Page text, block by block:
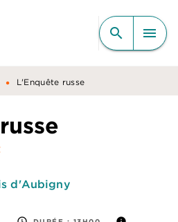
CONTENU
search menu
• L'Enquête russe
d'Aubigny